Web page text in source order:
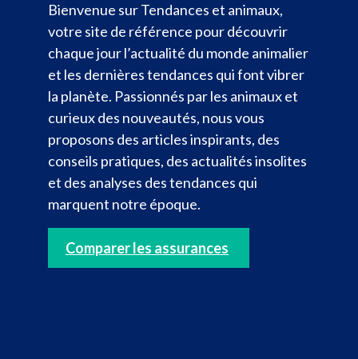
Bienvenue sur Tendances et animaux,
votre site de référence pour découvrir
chaque jour l’actualité du monde animalier
et les dernières tendances qui font vibrer
la planète. Passionnés par les animaux et
curieux des nouveautés, nous vous
proposons des articles inspirants, des
conseils pratiques, des actualités insolites
et des analyses des tendances qui
marquent notre époque.
Comparer les assurances